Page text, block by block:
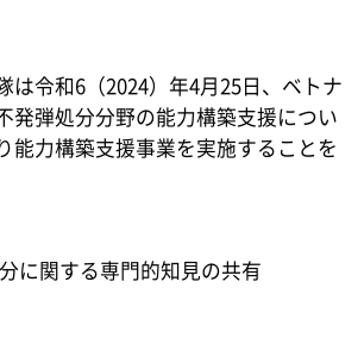
は令和6（2024）年4月25日、ベトナ
発弾処分分野の能力構築支援につい
能力構築支援事業を実施することを
に関する専門的知見の共有